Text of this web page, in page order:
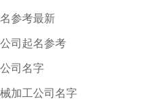
参考最新
司起名参考
司名字
加工公司名字